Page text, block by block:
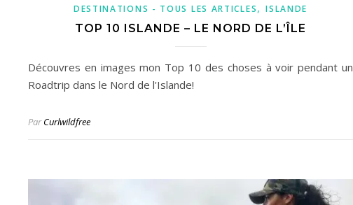
DESTINATIONS - TOUS LES ARTICLES,ISLANDE
TOP 10 ISLANDE – LE NORD DE L’ÎLE
Découvres en images mon Top 10 des choses à voir pendant un
Roadtrip dans le Nord de l'Islande!
ParCurlwildfree